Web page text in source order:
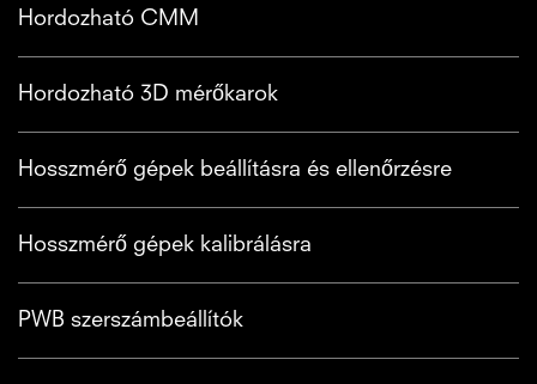
Hordozható CMM
Hordozható 3D mérőkarok
Hosszmérő gépek beállításra és ellenőrzésre
Hosszmérő gépek kalibrálásra
PWB szerszámbeállítók